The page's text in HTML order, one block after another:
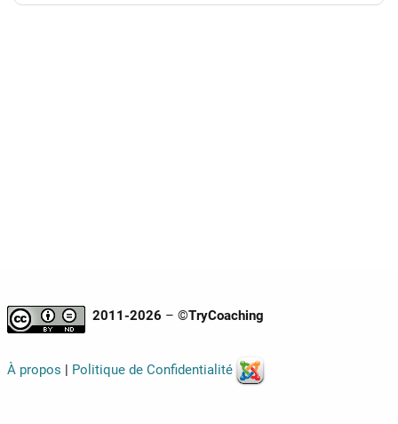
2011-2026 – ©TryCoaching
À propos | Politique de Confidentialité